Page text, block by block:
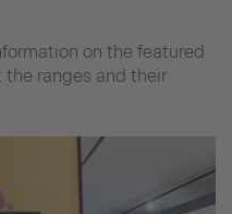
on the featured
ranges and their